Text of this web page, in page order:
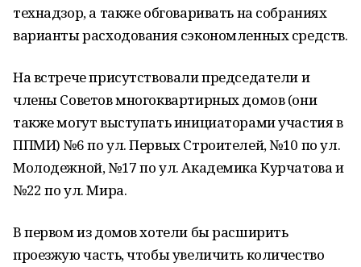
технадзор, а также обговаривать на собраниях
варианты расходования сэкономленных средств.
На встрече присутствовали председатели и
члены Советов многоквартирных домов (они
также могут выступать инициаторами участия в
ППМИ) №6 по ул. Первых Строителей, №10 по ул.
Молодежной, №17 по ул. Академика Курчатова и
№22 по ул. Мира.
В первом из домов хотели бы расширить
проезжую часть, чтобы увеличить количество